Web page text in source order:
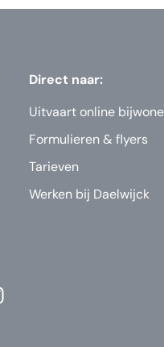
Direct naar:
Uitvaart online
Formulieren & flyers
Tarieven
Werken bij Daelwijck